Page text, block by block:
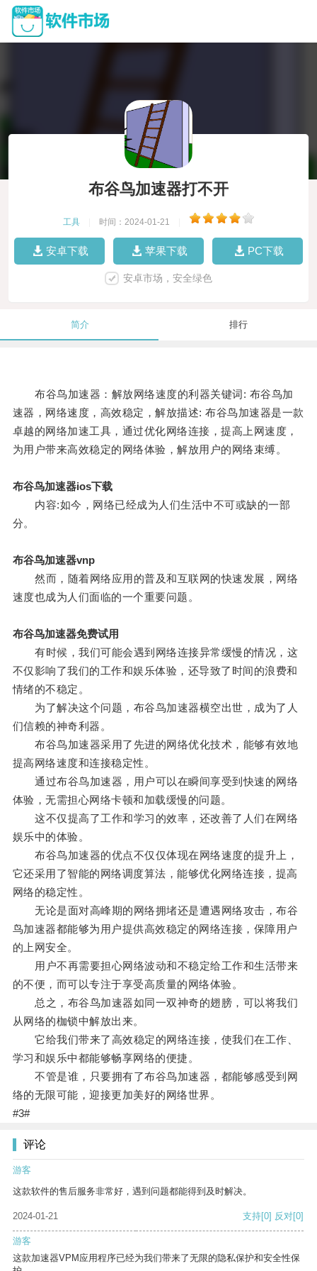
布谷鸟加速器打不开
工具 时间：2024-01-21
安卓下载 苹果下载 PC下载
安卓市场，安全绿色
简介 排行
布谷鸟加速器：解放网络速度的利器关键词: 布谷鸟加
速器，网络速度，高效稳定，解放描述: 布谷鸟加速器是一款
卓越的网络加速工具，通过优化网络连接，提高上网速度，
为用户带来高效稳定的网络体验，解放用户的网络束缚。
布谷鸟加速器ios下载
内容:如今，网络已经成为人们生活中不可或缺的一部
分。
布谷鸟加速器vnp
然而，随着网络应用的普及和互联网的快速发展，网络
速度也成为人们面临的一个重要问题。
布谷鸟加速器免费试用
有时候，我们可能会遇到网络连接异常缓慢的情况，这
不仅影响了我们的工作和娱乐体验，还导致了时间的浪费和
情绪的不稳定。
为了解决这个问题，布谷鸟加速器横空出世，成为了人
们信赖的神奇利器。
布谷鸟加速器采用了先进的网络优化技术，能够有效地
提高网络速度和连接稳定性。
通过布谷鸟加速器，用户可以在瞬间享受到快速的网络
体验，无需担心网络卡顿和加载缓慢的问题。
这不仅提高了工作和学习的效率，还改善了人们在网络
娱乐中的体验。
布谷鸟加速器的优点不仅仅体现在网络速度的提升上，
它还采用了智能的网络调度算法，能够优化网络连接，提高
网络的稳定性。
无论是面对高峰期的网络拥堵还是遭遇网络攻击，布谷
鸟加速器都能够为用户提供高效稳定的网络连接，保障用户
的上网安全。
用户不再需要担心网络波动和不稳定给工作和生活带来
的不便，而可以专注于享受高质量的网络体验。
总之，布谷鸟加速器如同一双神奇的翅膀，可以将我们
从网络的枷锁中解放出来。
它给我们带来了高效稳定的网络连接，使我们在工作、
学习和娱乐中都能够畅享网络的便捷。
不管是谁，只要拥有了布谷鸟加速器，都能够感受到网
络的无限可能，迎接更加美好的网络世界。
#3#
评论
游客
这款软件的售后服务非常好，遇到问题都能得到及时解决。
2024-01-21 支持[0] 反对[0]
游客
这款加速器VPM应用程序已经为我们带来了无限的隐私保护和安全性保